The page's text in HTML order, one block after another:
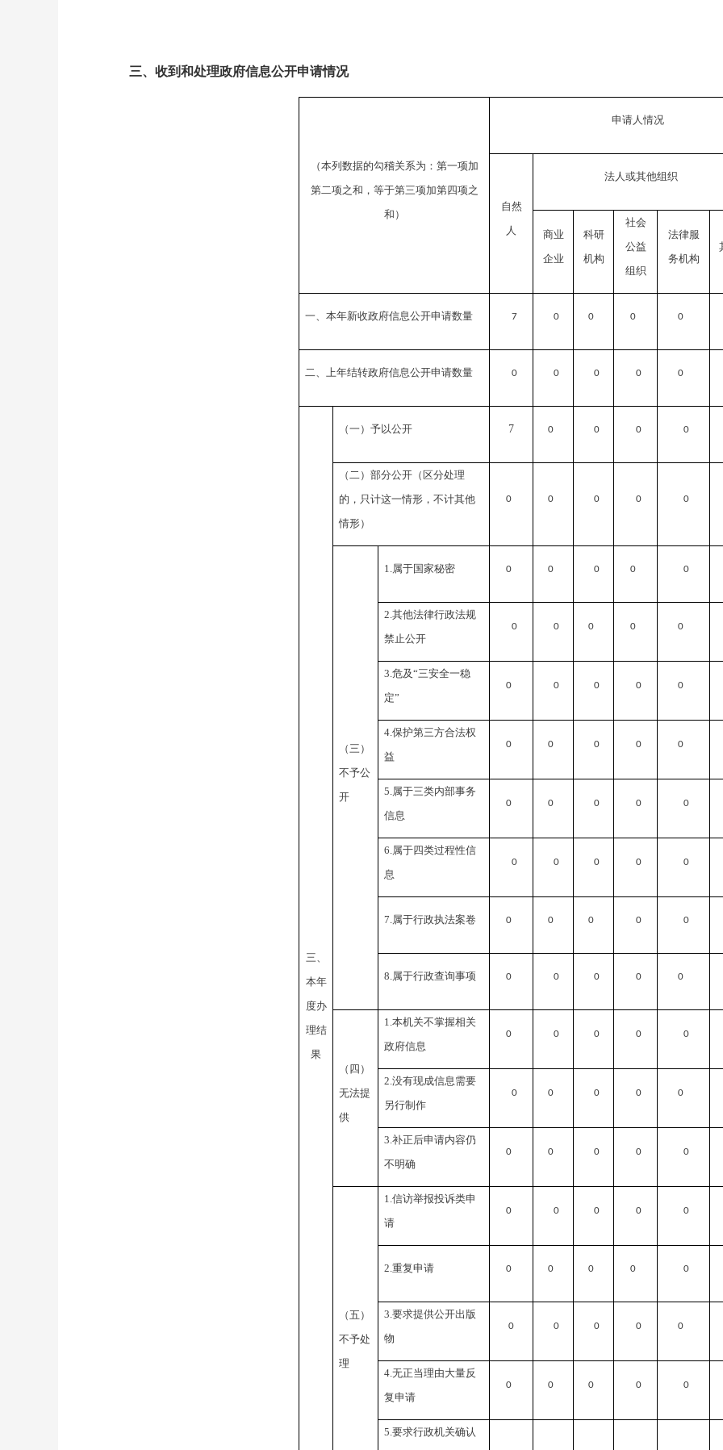
三、收到和处理政府信息公开申请情况
（本列数据的勾稽关系为：第一项加
第二项之和，等于第三项加第四项之
和）
申请人情况
自然
人
法人或其他组织
商业
企业
科研
机构
社会
公益
组织
法律服
务机构
一、本年新收政府信息公开申请数量 7 0 0 0 0
二、上年结转政府信息公开申请数量 0 0 0 0 0
三、
本年
度办
理结
果
（一）予以公开 7 0 0 0 0
（二）部分公开（区分处理
的，只计这一情形，不计其他
情形）
0 0 0 0 0
（三）
不予公
开
1. 属于国家秘密 0 0 0 0 0
2.其他法律行政法规
禁止公开
0 0 0 0 0
3.危及“三安全一稳
定”
0 0 0 0 0
4.保护第三方合法权
益
0 0 0 0 0
5. 属于三类内部事务
信息
0 0 0 0 0
6. 属于四类过程性信
息
0 0 0 0 0
7. 属于行政执法案卷 0 0 0 0 0
8. 属于行政查询事项 0 0 0 0 0
（四）
无法提
供
1.本机关不掌握相关
政府信息
0 0 0 0 0
2.没有现成信息需要
另行制作
0 0 0 0 0
3.补正后申请内容仍
不明确
0 0 0 0 0
（五）
不予处
理
1.信访举报投诉类申
请
0 0 0 0 0
2.重复申请 0 0 0 0 0
3.要求提供公开出版
物
0 0 0 0 0
4.无正当理由大量反
复申请
0 0 0 0 0
5.要求行政机关确认